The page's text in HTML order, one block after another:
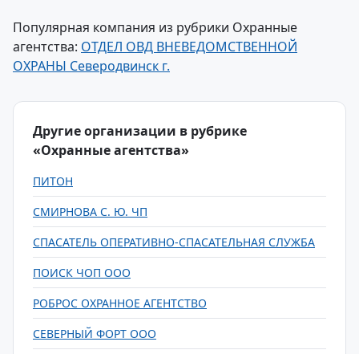
Популярная компания из рубрики Охранные
агентства: ОТДЕЛ ОВД ВНЕВЕДОМСТВЕННОЙ
ОХРАНЫ Северодвинск г.
Другие организации в рубрике
«Охранные агентства»
ПИТОН
СМИРНОВА С. Ю. ЧП
СПАСАТЕЛЬ ОПЕРАТИВНО-СПАСАТЕЛЬНАЯ СЛУЖБА
ПОИСК ЧОП ООО
РОБРОС ОХРАННОЕ АГЕНТСТВО
СЕВЕРНЫЙ ФОРТ ООО